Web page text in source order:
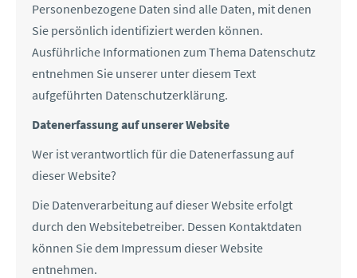
Personenbezogene Daten sind alle Daten, mit denen
Sie persönlich identifiziert werden können.
Ausführliche Informationen zum Thema Datenschutz
entnehmen Sie unserer unter diesem Text
aufgeführten Datenschutzerklärung.
Datenerfassung auf unserer Website
Wer ist verantwortlich für die Datenerfassung auf
dieser Website?
Die Datenverarbeitung auf dieser Website erfolgt
durch den Websitebetreiber. Dessen Kontaktdaten
können Sie dem Impressum dieser Website
entnehmen.